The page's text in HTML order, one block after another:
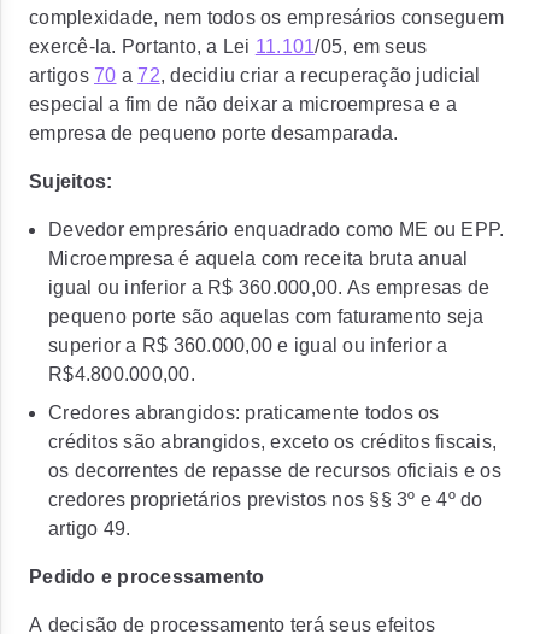
complexidade, nem todos os empresários conseguem
exercê-la. Portanto, a Lei 11.101/05, em seus
artigos 70 a 72, decidiu criar a recuperação judicial
especial a fim de não deixar a microempresa e a
empresa de pequeno porte desamparada.
Sujeitos:
Devedor empresário enquadrado como ME ou EPP.
Microempresa é aquela com receita bruta anual
igual ou inferior a R$ 360.000,00. As empresas de
pequeno porte são aquelas com faturamento seja
superior a R$ 360.000,00 e igual ou inferior a
R$4.800.000,00.
Credores abrangidos: praticamente todos os
créditos são abrangidos, exceto os créditos fiscais,
os decorrentes de repasse de recursos oficiais e os
credores proprietários previstos nos §§ 3º e 4º do
artigo 49.
Pedido e processamento
A decisão de processamento terá seus efeitos